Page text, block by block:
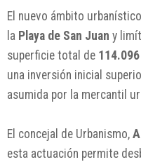
El nuevo ámbito
la Playa de San Juan y
superficie total de
una inversión inicial
asumida por la mercantil
El concejal de Urbanismo,
esta actuación permite